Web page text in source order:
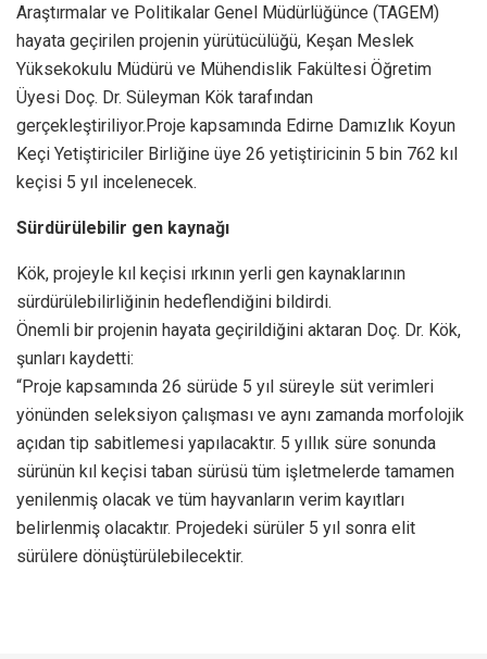
Araştırmalar ve Politikalar Genel Müdürlüğünce (TAGEM)
hayata geçirilen projenin yürütücülüğü, Keşan Meslek
Yüksekokulu Müdürü ve Mühendislik Fakültesi Öğretim
Üyesi Doç. Dr. Süleyman Kök tarafından
gerçekleştiriliyor.Proje kapsamında Edirne Damızlık Koyun
Keçi Yetiştiriciler Birliğine üye 26 yetiştiricinin 5 bin 762 kıl
keçisi 5 yıl incelenecek.
Sürdürülebilir gen kaynağı
Kök, projeyle kıl keçisi ırkının yerli gen kaynaklarının
sürdürülebilirliğinin hedeflendiğini bildirdi.
Önemli bir projenin hayata geçirildiğini aktaran Doç. Dr. Kök,
şunları kaydetti:
“Proje kapsamında 26 sürüde 5 yıl süreyle süt verimleri
yönünden seleksiyon çalışması ve aynı zamanda morfolojik
açıdan tip sabitlemesi yapılacaktır. 5 yıllık süre sonunda
sürünün kıl keçisi taban sürüsü tüm işletmelerde tamamen
yenilenmiş olacak ve tüm hayvanların verim kayıtları
belirlenmiş olacaktır. Projedeki sürüler 5 yıl sonra elit
sürülere dönüştürülebilecektir.